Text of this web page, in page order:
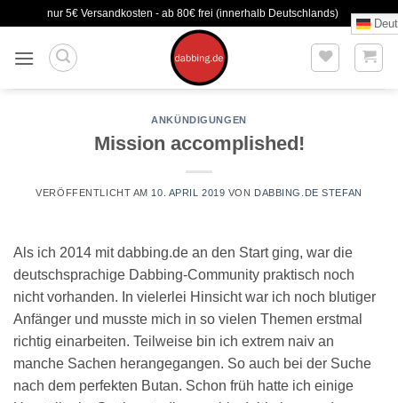
springen
nur 5€ Versandkosten - ab 80€ frei (innerhalb Deutschlands)
ANKÜNDIGUNGEN
Mission accomplished!
VERÖFFENTLICHT AM 10. APRIL 2019 VON DABBING.DE STEFAN
Als ich 2014 mit dabbing.de an den Start ging, war die
deutschsprachige Dabbing-Community praktisch noch
nicht vorhanden. In vielerlei Hinsicht war ich noch blutiger
Anfänger und musste mich in so vielen Themen erstmal
richtig einarbeiten. Teilweise bin ich extrem naiv an
manche Sachen herangegangen. So auch bei der Suche
nach dem perfekten Butan. Schon früh hatte ich einige